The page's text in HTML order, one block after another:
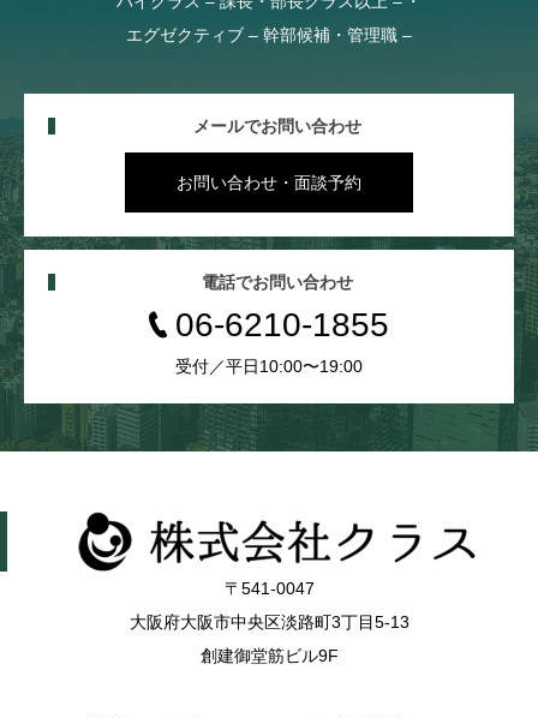
エグゼクティブ – 幹部候補・管理職 –
メールでお問い合わせ
お問い合わせ・面談予約
電話でお問い合わせ
06-6210-1855
受付／平日10:00〜19:00
〒541-0047
大阪府大阪市中央区淡路町3丁目5-13
創建御堂筋ビル9F